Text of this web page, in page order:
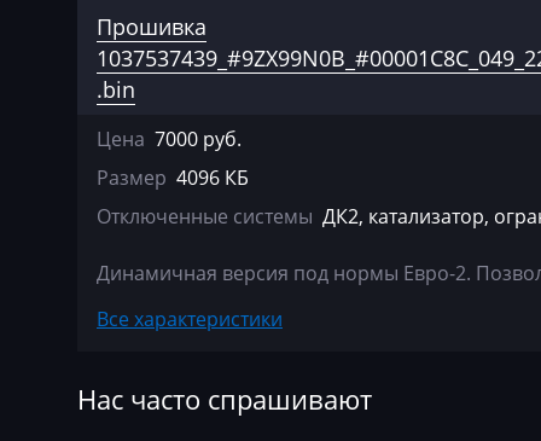
Agrifac
Albach
Alfa Romeo
Arbos
AshokLeyland
Atlas
Ausa
Bosch EDC17C41
Bosch EDC17CP02
Bosch
Прошивка
.bin
Цена 7000 руб.
Размер 4096 КБ
Отключенные системы ДК2, катализатор,
Динамичная версия под нормы Евро-2.
Все характеристики
Нас часто спрашивают